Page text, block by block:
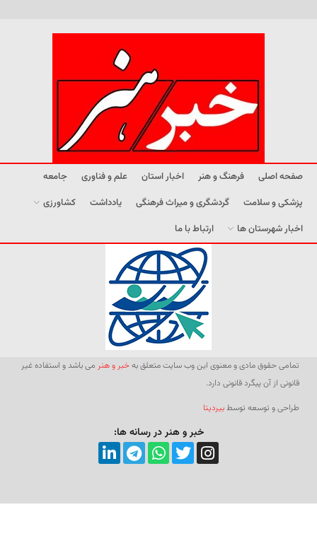
صفحه اصلی فرهنگ و هنر اخبار استان علم و فناوری
جامعه
پزشکی و سلامت
گردشگری و میراث فرهنگی یادداشت
کشاورزی
اخبار شهرستان ها
ارتباط با ما
تمامی حقوق مادی و معنوی این وب سایت متعلق بهخبر و هنر می باشد و استفاده غیر
قانونی از آن پیگرد قانونی دارد.
طراحی و توسعه توسطبیردیتا
خبر و هنر در رسانه ها: